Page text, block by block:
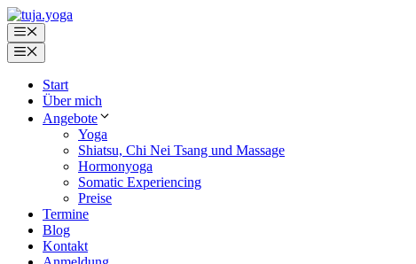
Zum
Inhalt
springen
Menü
Menü
Start
Über mich
Angebote
Yoga
Shiatsu, Chi Nei Tsang und Massage
Hormonyoga
Somatic Experiencing
Preise
Termine
Blog
Kontakt